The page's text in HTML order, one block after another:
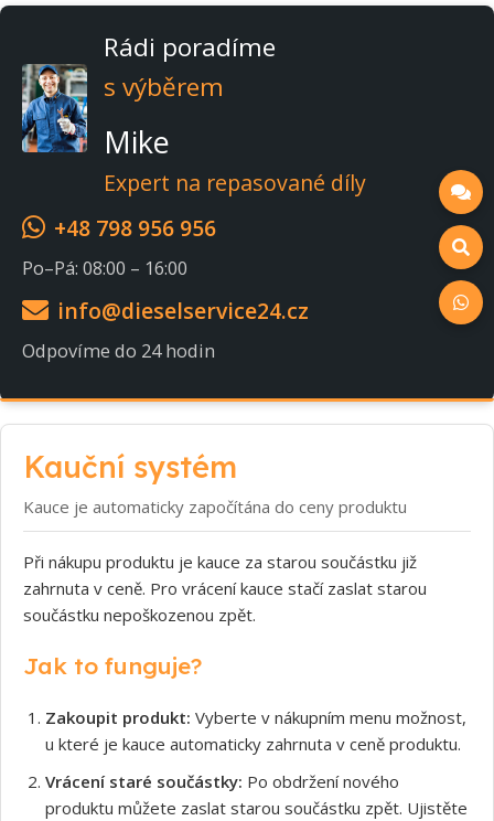
Rádi poradíme
s výběrem
Mike
Expert na repasované díly
+48 798 956 956
Po–Pá: 08:00 – 16:00
info@dieselservice24.cz
Odpovíme do 24 hodin
Kauční systém
Kauce je automaticky započítána do ceny produktu
Při nákupu produktu je kauce za starou součástku již
zahrnuta v ceně. Pro vrácení kauce stačí zaslat starou
součástku nepoškozenou zpět.
Jak to funguje?
Zakoupit produkt: Vyberte v nákupním menu možnost,
u které je kauce automaticky zahrnuta v ceně produktu.
Vrácení staré součástky: Po obdržení nového
produktu můžete zaslat starou součástku zpět. Ujistěte